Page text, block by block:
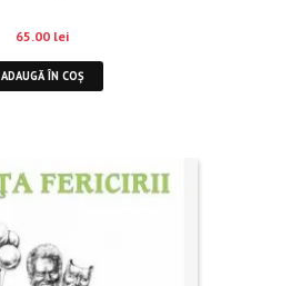
65.00 lei
ADAUGĂ ÎN COȘ